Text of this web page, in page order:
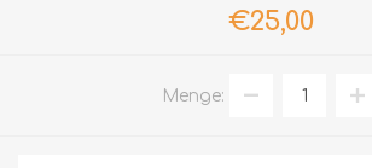
€25,00
Menge: